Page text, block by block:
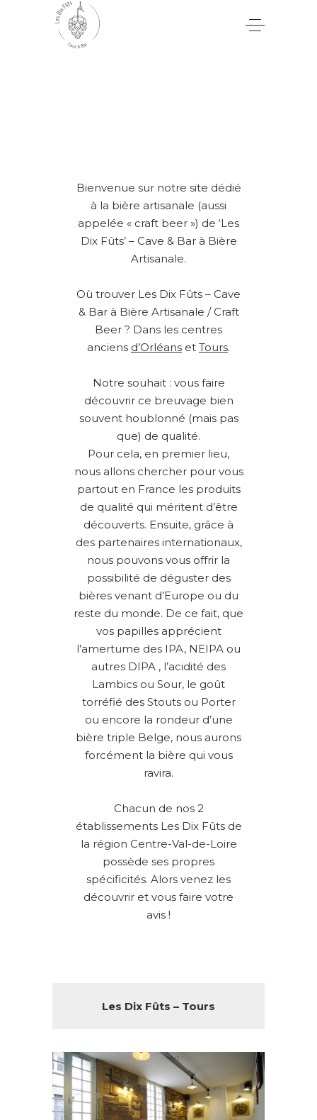
Bienvenue sur notre site dédié
à la bière artisanale (aussi
appelée « craft beer ») de ‘Les
Dix Fûts’ – Cave & Bar à Bière
Artisanale.
Où trouver Les Dix Fûts – Cave
& Bar à Bière Artisanale / Craft
Beer ? Dans les centres
anciens d’Orléans et Tours.
Notre souhait : vous faire
découvrir ce breuvage bien
souvent houblonné (mais pas
que) de qualité.
Pour cela, en premier lieu,
nous allons chercher pour vous
partout en France les produits
de qualité qui méritent d’être
découverts. Ensuite, grâce à
des partenaires internationaux,
nous pouvons vous offrir la
possibilité de déguster des
bières venant d’Europe ou du
reste du monde. De ce fait, que
vos papilles apprécient
l’amertume des IPA, NEIPA ou
autres DIPA , l’acidité des
Lambics ou Sour, le goût
torréfié des Stouts ou Porter
ou encore la rondeur d’une
bière triple Belge, nous aurons
forcément la bière qui vous
ravira.
Chacun de nos 2
établissements Les Dix Fûts de
la région Centre-Val-de-Loire
possède ses propres
spécificités. Alors venez les
découvrir et vous faire votre
avis !
Les Dix Fûts – Tours